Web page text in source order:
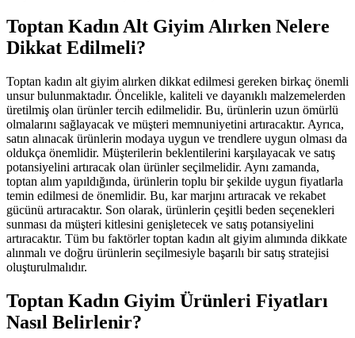
Toptan Kadın Alt Giyim Alırken Nelere
Dikkat Edilmeli?
Toptan kadın alt giyim alırken dikkat edilmesi gereken birkaç önemli
unsur bulunmaktadır. Öncelikle, kaliteli ve dayanıklı malzemelerden
üretilmiş olan ürünler tercih edilmelidir. Bu, ürünlerin uzun ömürlü
olmalarını sağlayacak ve müşteri memnuniyetini artıracaktır. Ayrıca,
satın alınacak ürünlerin modaya uygun ve trendlere uygun olması da
oldukça önemlidir. Müşterilerin beklentilerini karşılayacak ve satış
potansiyelini artıracak olan ürünler seçilmelidir. Aynı zamanda,
toptan alım yapıldığında, ürünlerin toplu bir şekilde uygun fiyatlarla
temin edilmesi de önemlidir. Bu, kar marjını artıracak ve rekabet
gücünü artıracaktır. Son olarak, ürünlerin çeşitli beden seçenekleri
sunması da müşteri kitlesini genişletecek ve satış potansiyelini
artıracaktır. Tüm bu faktörler toptan kadın alt giyim alımında dikkate
alınmalı ve doğru ürünlerin seçilmesiyle başarılı bir satış stratejisi
oluşturulmalıdır.
Toptan Kadın Giyim Ürünleri Fiyatları
Nasıl Belirlenir?